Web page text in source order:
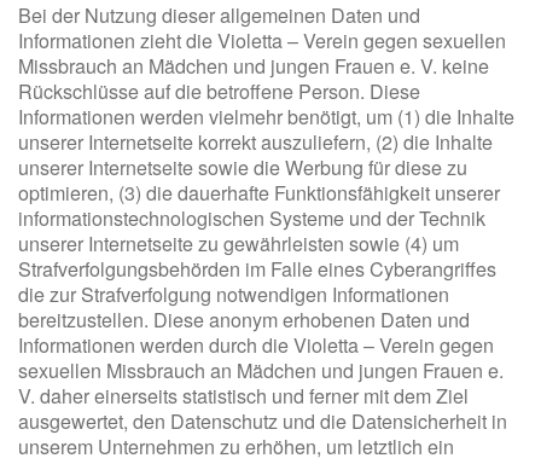
Bei der Nutzung dieser allgemeinen Daten und
Informationen zieht die Violetta – Verein gegen sexuellen
Missbrauch an Mädchen und jungen Frauen e. V. keine
Rückschlüsse auf die betroffene Person. Diese
Informationen werden vielmehr benötigt, um (1) die Inhalte
unserer Internetseite korrekt auszuliefern, (2) die Inhalte
unserer Internetseite sowie die Werbung für diese zu
optimieren, (3) die dauerhafte Funktionsfähigkeit unserer
informationstechnologischen Systeme und der Technik
unserer Internetseite zu gewährleisten sowie (4) um
Strafverfolgungsbehörden im Falle eines Cyberangriffes
die zur Strafverfolgung notwendigen Informationen
bereitzustellen. Diese anonym erhobenen Daten und
Informationen werden durch die Violetta – Verein gegen
sexuellen Missbrauch an Mädchen und jungen Frauen e.
V. daher einerseits statistisch und ferner mit dem Ziel
ausgewertet, den Datenschutz und die Datensicherheit in
unserem Unternehmen zu erhöhen, um letztlich ein